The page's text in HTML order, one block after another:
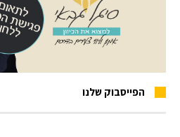
הפייסבוק שלנו